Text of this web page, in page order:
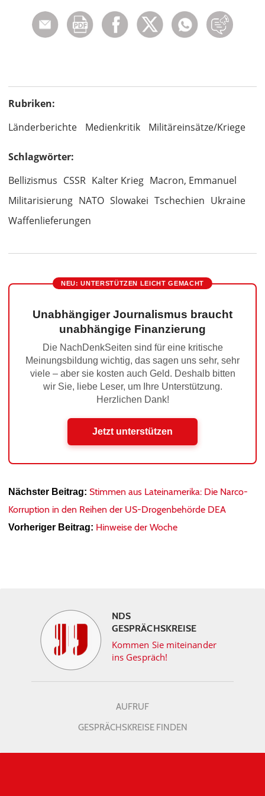
Rubriken:
Länderberichte
Medienkritik Militäreinsätze/Kriege
Schlagwörter:
Bellizismus CSSR Kalter Krieg Macron, Emmanuel
Militarisierung NATO Slowakei Tschechien Ukraine
Waffenlieferungen
NEU: UNTERSTÜTZEN LEICHT GEMACHT
Unabhängiger Journalismus braucht
unabhängige Finanzierung
Die NachDenkSeiten sind für eine kritische
Meinungsbildung wichtig, das sagen uns sehr, sehr
viele – aber sie kosten auch Geld. Deshalb bitten
wir Sie, liebe Leser, um Ihre Unterstützung.
Herzlichen Dank!
Jetzt unterstützen
Nächster Beitrag: Stimmen aus Lateinamerika: Die Narco-
Korruption in den Reihen der US-Drogenbehörde DEA
Vorheriger Beitrag: Hinweise der Woche
NDS
GESPRÄCHSKREISE
Kommen Sie miteinander
ins Gespräch!
AUFRUF
GESPRÄCHSKREISE FINDEN